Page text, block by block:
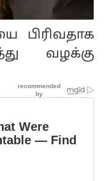
பிரிவதாக
வழக்கு